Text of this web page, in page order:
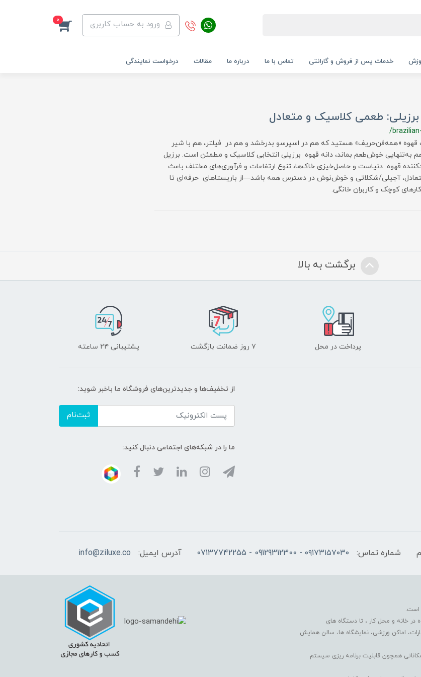
ورود به حساب کاربری 0
خدمات پس از فروش و گارانتی تماس با ما درباره ما مقالات درخواست نمایندگی
برزیلی: طعمی کلاسیک و متعادل
/
قهوه «همه‌فن‌حریف» هستید که هم در اسپرسو بدرخشد و هم در فیلتر، هم با شیر
به‌تنهایی خوش‌طعم بماند، دانه قهوه برزیلی انتخابی کلاسیک و مطمئن است. برزیل
قهوه دنیاست و حاصل‌خیزی خاک‌ها، تنوع ارتفاعات و فرآوری‌های مختلف باعث
آجیلی/شکلاتی و خوش‌نوش در دسترس همه باشد—از باریستاهای حرفه‌ای تا
کوچک و کاربران خانگی.
برگشت به بالا
پرداخت در محل ۷ روز ضمانت بازگشت پشتیبانی ۲۴ ساعته
از تخفیف‌ها و جدیدترین‌های فروشگاه ما باخبر شوید:
ثبت‌نام
ما را در شبکه‌های اجتماعی دنبال کنید:
شماره تماس: ۰۹۱۷۳۱۵۷۰۳۰ - 09129312300 - 07137742255 آدرس ایمیل: info@ziluxe.co
است.
در خانه و محل کار ، تا دستگاه های
اماکن ورزشی، نمایشگاه ها، سالن همایش
همچون قابلیت برنامه ریزی سیستم